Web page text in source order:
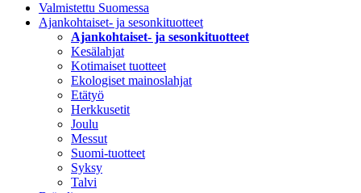
Valmistettu Suomessa
Ajankohtaiset- ja sesonkituotteet
Ajankohtaiset- ja sesonkituotteet
Kesälahjat
Kotimaiset tuotteet
Ekologiset mainoslahjat
Etätyö
Herkkusetit
Joulu
Messut
Suomi-tuotteet
Syksy
Talvi